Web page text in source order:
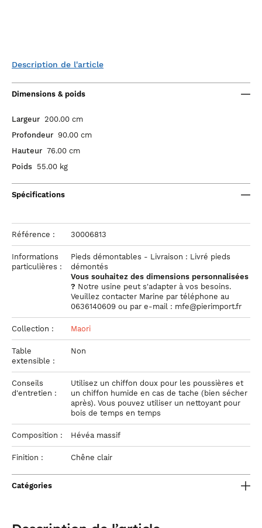
Description de l'article
Dimensions & poids
Largeur 200.00 cm
Profondeur 90.00 cm
Hauteur 76.00 cm
Poids 55.00 kg
Spécifications
Référence : 30006813
Informations
particulières :
Pieds démontables - Livraison : Livré pieds
démontés
Vous souhaitez des dimensions personnalisées
? Notre usine peut s'adapter à vos besoins.
Veuillez contacter Marine par téléphone au
0636140609 ou par e-mail : mfe@pierimport.fr
Collection : Maori
Table
extensible :
Non
Conseils
d'entretien :
Utilisez un chiffon doux pour les poussières et
un chiffon humide en cas de tache (bien sécher
après). Vous pouvez utiliser un nettoyant pour
bois de temps en temps
Composition : Hévéa massif
Finition : Chêne clair
Catégories